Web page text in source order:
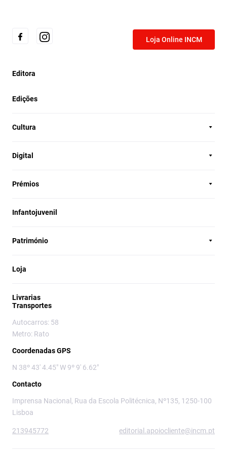
Loja Online INCM
Editora
Edições
Cultura
Digital
Prémios
Infantojuvenil
Património
Loja
Livrarias
Transportes
Autocarros: 58
Metro: Rato
Coordenadas GPS
N 38º 43' 4.45" W 9º 9' 6.62"
Contacto
Imprensa Nacional, Rua da Escola Politécnica, Nº135, 1250-100
Lisboa
213945772 editorial.apoiocliente@incm.pt